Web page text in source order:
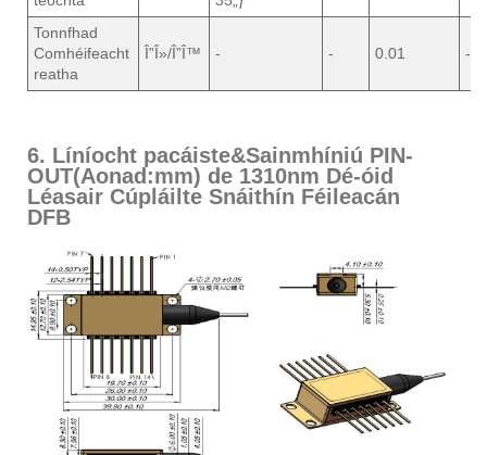
Tonnfhad
Comhéifeacht
reatha
Î”Î»/Î”Î™ - - 0.01 -
6. Líníocht pacáiste&Sainmhíniú PIN-
OUT(Aonad:mm) de 1310nm Dé-óid
Léasair Cúpláilte Snáithín Féileacán
DFB